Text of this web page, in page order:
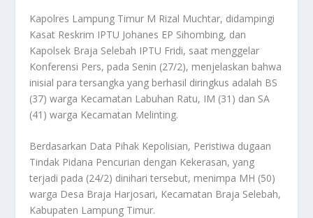
Kapolres Lampung Timur M Rizal Muchtar, didampingi
Kasat Reskrim IPTU Johanes EP Sihombing, dan
Kapolsek Braja Selebah IPTU Fridi, saat menggelar
Konferensi Pers, pada Senin (27/2), menjelaskan bahwa
inisial para tersangka yang berhasil diringkus adalah BS
(37) warga Kecamatan Labuhan Ratu, IM (31) dan SA
(41) warga Kecamatan Melinting.
Berdasarkan Data Pihak Kepolisian, Peristiwa dugaan
Tindak Pidana Pencurian dengan Kekerasan, yang
terjadi pada (24/2) dinihari tersebut, menimpa MH (50)
warga Desa Braja Harjosari, Kecamatan Braja Selebah,
Kabupaten Lampung Timur.